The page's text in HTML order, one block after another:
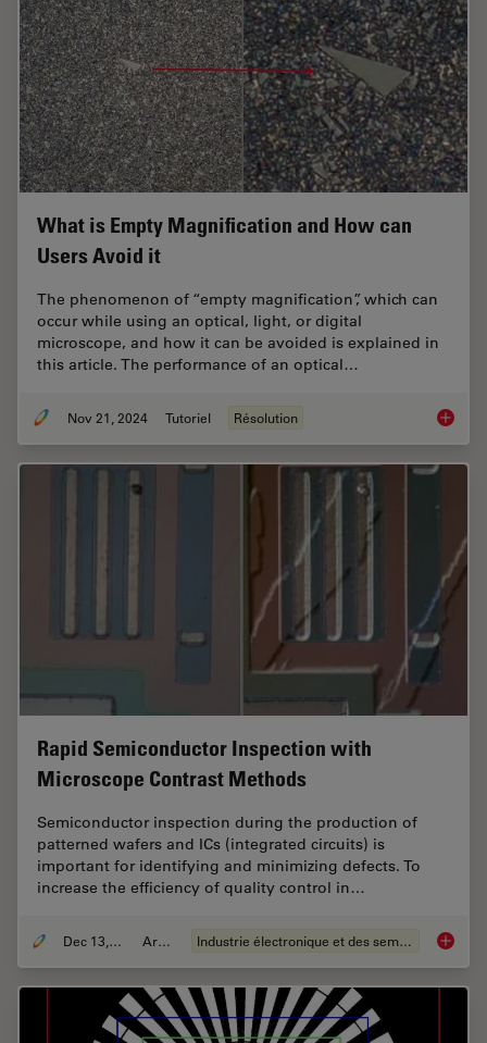
What is Empty Magnification and How can
Users Avoid it
The phenomenon of “empty magnification”, which can
occur while using an optical, light, or digital
microscope, and how it can be avoided is explained in
this article. The performance of an optical…
Nov 21, 2024 Tutoriel Résolution What
Rapid Semiconductor Inspection with
Microscope Contrast Methods
Semiconductor inspection during the production of
patterned wafers and ICs (integrated circuits) is
important for identifying and minimizing defects. To
increase the efficiency of quality control in…
Dec 13, 2023 Article Industrie électronique et des semi-conducteurs Rapid